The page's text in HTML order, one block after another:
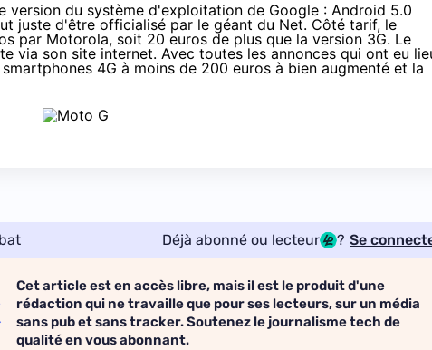
version du système d'exploitation de Google : Android 5.0
juste d'être officialisé par le géant du Net. Côté tarif, le
par Motorola, soit 20 euros de plus que la version 3G. Le
via son site internet. Avec toutes les annonces qui ont eu
smartphones 4G à moins de 200 euros à bien augmenté et la
Déjà abonné ou lecteur ? Se
Cet article est en accès libre, mais il est le produit d'une
rédaction qui ne travaille que pour ses lecteurs, sur un média
sans pub et sans tracker. Soutenez le journalisme tech de
qualité en vous abonnant.